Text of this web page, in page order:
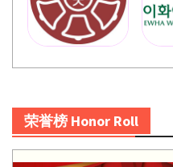
荣誉榜 Honor Roll